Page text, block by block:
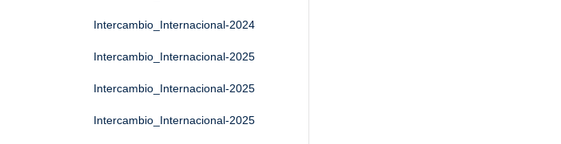
Intercambio_Internacional-2024
Intercambio_Internacional-2025
Intercambio_Internacional-2025
Intercambio_Internacional-2025